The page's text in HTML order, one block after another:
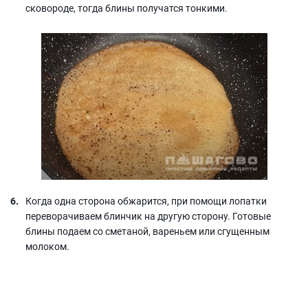
сковороде, тогда блины получатся тонкими.
Когда одна сторона обжарится, при помощи лопатки
переворачиваем блинчик на другую сторону. Готовые
блины подаем со сметаной, вареньем или сгущенным
молоком.